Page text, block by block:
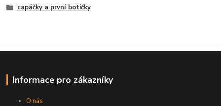
capáčky a první botičky
Informace pro zákazníky
O nás